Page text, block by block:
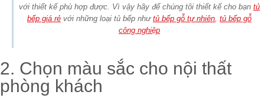
với thiết kế phù hợp được. Vì vậy hãy để chúng tôi thiết kế cho bạn tủ
bếp giá rẻ với những loại tủ bếp như tủ bếp gỗ tự nhiên, tủ bếp gỗ
công nghiệp
2. Chọn màu sắc cho nội thất
phòng khách